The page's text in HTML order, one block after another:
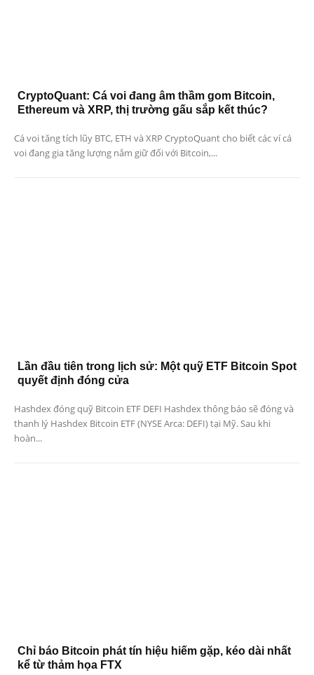
CryptoQuant: Cá voi đang âm thầm gom Bitcoin,
Ethereum và XRP, thị trường gấu sắp kết thúc?
Cá voi tăng tích lũy BTC, ETH và XRP CryptoQuant cho biết các ví cá
voi đang gia tăng lượng nắm giữ đối với Bitcoin,...
Lần đầu tiên trong lịch sử: Một quỹ ETF Bitcoin Spot
quyết định đóng cửa
Hashdex đóng quỹ Bitcoin ETF DEFI Hashdex thông báo sẽ đóng và
thanh lý Hashdex Bitcoin ETF (NYSE Arca: DEFI) tại Mỹ. Sau khi
hoàn...
Chỉ báo Bitcoin phát tín hiệu hiếm gặp, kéo dài nhất
kể từ thảm họa FTX